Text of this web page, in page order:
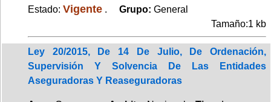
Estado: Vigente . Grupo: General
Tamaño:1 kb
Ley 20/2015, De 14 De Julio, De Ordenación,
Supervisión Y Solvencia De Las Entidades
Aseguradoras Y Reaseguradoras